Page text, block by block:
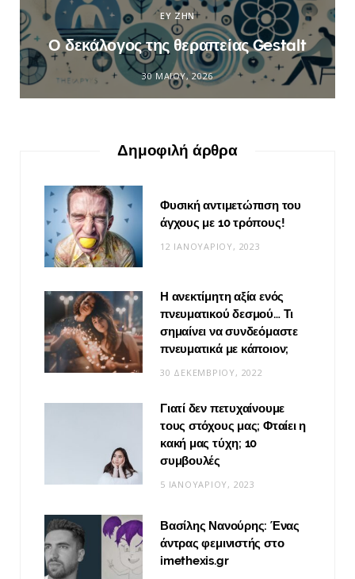
ΕΥ ΖΗΝ
Ο δεκάλογος της θεραπείας Gestalt
30 ΜΑΪ́ΟΥ, 2026
Δημοφιλή άρθρα
Φυσική αντιμετώπιση του
άγχους με 10 τρόπους!
12 ΙΑΝΟΥΑΡΊΟΥ, 2023
Η ανεκτίμητη αξία ενός
πνευματικού δεσμού… Τι
σημαίνει να συνδεόμαστε
πνευματικά με κάποιον;
30 ΔΕΚΕΜΒΡΊΟΥ, 2022
Γιατί δεν πετυχαίνουμε
τους στόχους μας; Φταίει η
κακή μας τύχη; 10
συμβουλές
5 ΙΑΝΟΥΑΡΊΟΥ, 2023
Βασίλης Νανούρης: Ένας
άντρας φεμινιστής στο
imethexis.gr